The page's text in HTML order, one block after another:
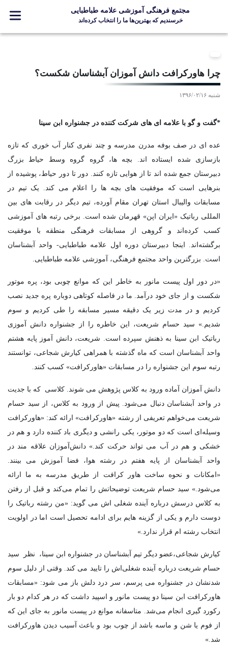
مجتمع فرهنگی آموزشی علامه طباطبایی
خرسندیم که بهترین‌ها ما را انتخاب کرده‌اند
مدارس
جشنواره ها
چرا هاورکرافت دانش آموزان آبشناسان شکست؟
شنبه ۱۳۹۶/۰۲/۱۶
*گفت و گو با علامه ای های شرکت کننده در جشنواره ابن سینا
عده ای در صف بوفه مدرن مدرسه و چند نفری کنار آب خوری که تازه
بازسازی شده ایستاده اند. بچه ها، گروه گروه وسط حیاط بزرگ
دبیرستان جمع شده اند تا از هوایی تازه کنند. دور تا دور حیاط، پوشیده از
بنرهایی است که موفقیت های بچه ها را اعلام می کند. یک تیم در
مسابقات والیبال استان تهران مقام آورده، تیم دیگر در رقابت های بین
المللی رباتیک «ایران اپن» قهرمان شده است. برخی رتبه های آموزشی
کسب کرده‌اند و گروهی از مسابقات فرهنگی منطقه با موفقیت
برگشته‌اند. اینجا دبیرستان دوره اول علامه طباطبایی- واحد آبشناسان
است. بزرگترین واحد مجتمع فرهنگی، آموزشی علامه طباطبایی.
«در دور اول پیست مانور به خاطر این که موانع چوبی بود، پره موتور
شکست و از جای خود درآمد. ما در فاصله کوتاهی دوباره پره جدید نصب
کردیم و در مدت زیر یک دقیقه مسیر مسابقه را طی کردیم و سوم
شدیم.» سید حسام شریعت، این خاطره را از جشنواره دانش آموزی
رباتیک ابن سینا به ذهنش سپرده است. شریعت، دانش آموز پایه هشتم
واحد آبشناسان است که ماه گذشته با همراهی کیارش شجاعی، توانستند
رتبه سوم این جشنواره را در مسابقات «هاورکرافت» کسب کنند.
دانش آموزان آماده ورود به کلاس پژوهش می شوند. کلاسی که با جدیت
در واحد آبشناسان دنبال می‌شود. پیش از ورود به کلاس، از سید حسام
شریعت می‌خواهم تعریفی از رشته «هاورکرافت» ارائه کند: «هاورکرافت
وسیله‌ای است که دو موتور، یکی رانشی و دیگری باد کننده دارد و هم در
خشکی و هم در آب می تواند حرکت کند.» دانش‌آموزان علاقه مند در
واحد آبشناسان از پایه هفتم در رشته هوا، فضا آموزش می بینند.
«امکانات و نحوه ساخت هاور کرافت از طریق مدرسه به ما ارائه
می‌شود.» سید حسام شریعت توضیحاتش را تمام می‌کند و قبل از رفتن
به کلاس درسش درباره آینده شغلی اش می گوید: «من رشته رباتیک را
دوست دارم و یکی از گزینه هایم برای ادامه تحصیل است اما در اولویت
انتخاب رشته ام قرار ندارد.»
کیارش شجاعی،عضو دیگر تیم آبشناسان در جشنواره ابن سینا، نظر سید
حسام شریعت درباره آینده شغلی‌اش را تایید می کند. وقتی از دلیل سوم
شدنشان در جشنواره می پرسم، سر درد دلش باز می شود: «مسابقات
هاورکرافت ابن سینا دو پیست مانور و اسپید داشت که در هر کدام دو بار
رکورد گیری انجام می‌شد. متاسفانه موانع در پیست مانور به جای این که
از فوم یا شن و ماسه باشد از چوب بود و باعث آسیب دیدن هاورکرافت
شد.»